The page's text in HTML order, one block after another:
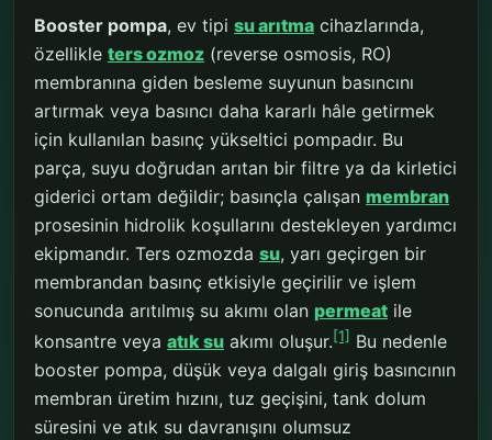
Booster pompa, ev tipi su arıtma cihazlarında,
özellikle ters ozmoz (reverse osmosis, RO)
membranına giden besleme suyunun basıncını
artırmak veya basıncı daha kararlı hâle getirmek
için kullanılan basınç yükseltici pompadır. Bu
parça, suyu doğrudan arıtan bir filtre ya da kirletici
giderici ortam değildir; basınçla çalışan membran
prosesinin hidrolik koşullarını destekleyen yardımcı
ekipmandır. Ters ozmozda su, yarı geçirgen bir
membrandan basınç etkisiyle geçirilir ve işlem
sonucunda arıtılmış su akımı olan permeat ile
konsantre veya atık su akımı oluşur.[1] Bu nedenle
booster pompa, düşük veya dalgalı giriş basıncının
membran üretim hızını, tuz geçişini, tank dolum
süresini ve atık su davranışını olumsuz